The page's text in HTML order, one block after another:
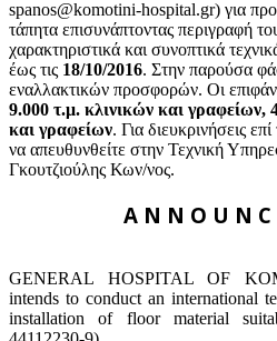
spanos@komotini-hospital.gr) για
τάπητα επισυνάπτοντας περιγραφή
χαρακτηριστικά και συνοπτικά
έως τις 18/10/2016. Στην παρούσα
εναλλακτικών προσφορών. Οι
9.000 τ.μ. κλινικών και γραφείων,
και γραφείων. Για διευκρινήσεις
να απευθυνθείτε στην Τεχνική
Γκουτζιούλης Κων/νος.
A N N O U N C
GENERAL HOSPITAL OF
intends to conduct an international
installation of floor material